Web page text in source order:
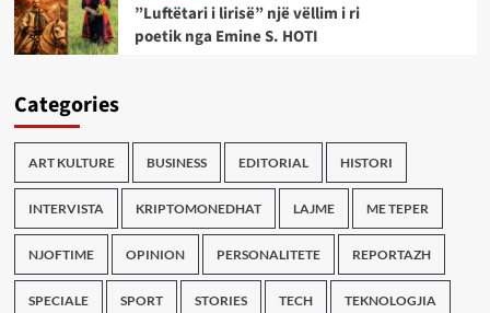
”Luftëtari i lirisë” një vëllim i ri
poetik nga Emine S. HOTI
Categories
ART KULTURE BUSINESS EDITORIAL HISTORI
INTERVISTA KRIPTOMONEDHAT LAJME ME TEPER
NJOFTIME OPINION PERSONALITETE REPORTAZH
SPECIALE SPORT STORIES TECH TEKNOLOGJIA